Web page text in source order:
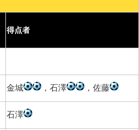
得点者
金城 ，石澤 ，佐藤
石澤